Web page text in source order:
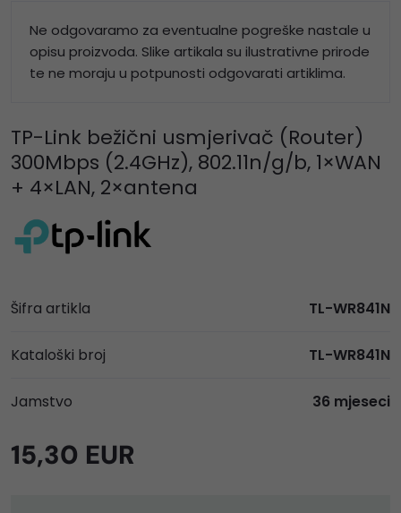
Ne odgovaramo za eventualne pogreške nastale u
opisu proizvoda. Slike artikala su ilustrativne prirode
te ne moraju u potpunosti odgovarati artiklima.
TP-Link bežični usmjerivač (Router)
300Mbps (2.4GHz), 802.11n/g/b, 1×WAN
+ 4×LAN, 2×antena
Šifra artikla TL-WR841N
Kataloški broj TL-WR841N
Jamstvo 36 mjeseci
15,30 EUR